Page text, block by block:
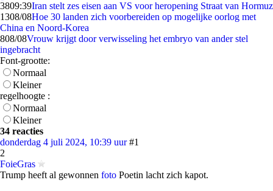
3809:39Iran stelt zes eisen aan VS voor heropening Straat van Hormuz
1308/08Hoe 30 landen zich voorbereiden op mogelijke oorlog met
China en Noord-Korea
808/08Vrouw krijgt door verwisseling het embryo van ander stel
ingebracht
Font-grootte:
Normaal
Kleiner
regelhoogte :
Normaal
Kleiner
34 reacties
donderdag 4 juli 2024, 10:39 uur #1
2
FoieGras
Trump heeft al gewonnen foto Poetin lacht zich kapot.